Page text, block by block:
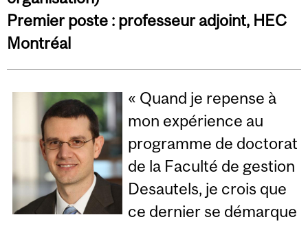
Premier poste : professeur adjoint, HEC
Montréal
« Quand je repense à
mon expérience au
programme de doctorat
de la Faculté de gestion
Desautels, je crois que
ce dernier se démarque